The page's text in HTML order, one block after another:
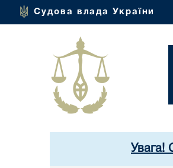
Судова влада України
Увага!